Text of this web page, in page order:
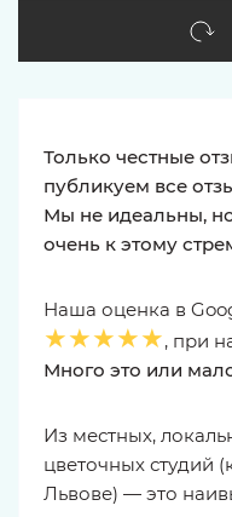
Только честные
публикуем все
Мы не идеальны,
очень к этому
Наша оценка в
★★★★★, при
Много это или
Из местных,
цветочных студий
Львове) — это